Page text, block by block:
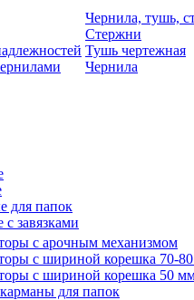
Чернила, тушь,
Стержни
Тушь чертежная
Чернила
для папок
завязками
с арочным механизмом
с шириной корешка 70-
с шириной корешка 50
для папок